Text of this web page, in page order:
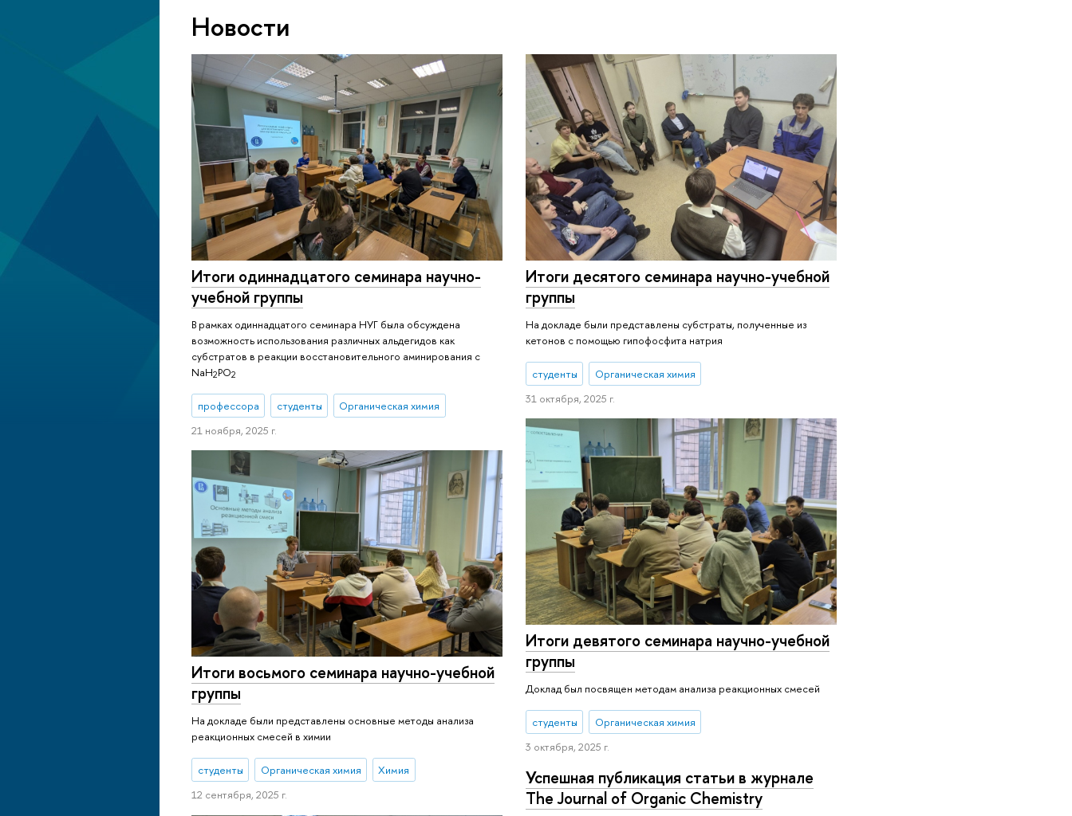
Новости
Итоги одиннадцатого семинара научно-
учебной группы
В рамках одиннадцатого семинара НУГ была обсуждена
возможность использования различных альдегидов как
субстратов в реакции восстановительного аминирования с
NaH2PO2
профессора студенты
Органическая химия
21 ноября, 2025 г.
Итоги десятого семинара научно-учебной
группы
На докладе были представлены субстраты, полученные из
кетонов с помощью гипофосфита натрия
студенты
Органическая химия
31 октября, 2025 г.
Итоги девятого семинара научно-учебной
группы
Доклад был посвящен методам анализа реакционных смесей
студенты
Органическая химия
3 октября, 2025 г.
Итоги восьмого семинара научно-учебной
группы
На докладе были представлены основные методы анализа
реакционных смесей в химии
студенты Органическая химия
Химия
12 сентября, 2025 г.
Успешная публикация статьи в журнале
The Journal of Organic Chemistry